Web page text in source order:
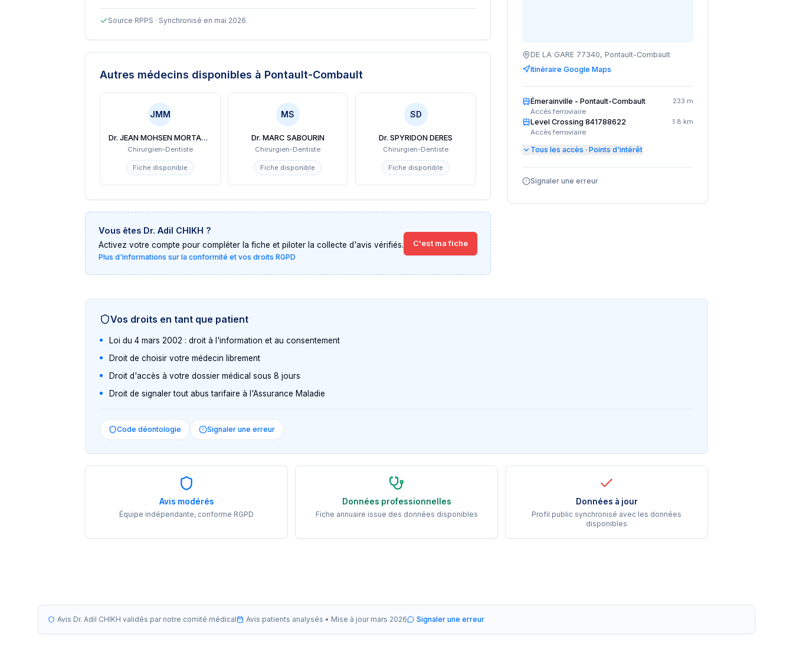
Source RPPS · Synchronisé en mai 2026
Autres médecins disponibles à Pontault-Combault
JMM
Dr. JEAN MOHSEN MORTADA
Chirurgien-Dentiste
Fiche disponible
MS
Dr. MARC SABOURIN
Chirurgien-Dentiste
Fiche disponible
SD
Dr. SPYRIDON DERES
Chirurgien-Dentiste
Fiche disponible
Vous êtes Dr. Adil CHIKH ?
Activez votre compte pour compléter la fiche et piloter la collecte d'avis vérifiés.
Plus d'informations sur la conformité et vos droits RGPD
C'est ma fiche
DE LA GARE 77340, Pontault-Combault
Itinéraire Google Maps
Émerainville - Pontault-Combault
Accès ferroviaire
233 m
Level Crossing 841788622
Accès ferroviaire
1.8 km
Tous les accès · Points d'intérêt
Signaler une erreur
Vos droits en tant que patient
Loi du 4 mars 2002 : droit à l'information et au consentement
Droit de choisir votre médecin librement
Droit d'accès à votre dossier médical sous 8 jours
Droit de signaler tout abus tarifaire à l'Assurance Maladie
Code déontologie Signaler une erreur
Avis modérés
Équipe indépendante, conforme RGPD
Données professionnelles
Fiche annuaire issue des données disponibles
Données à jour
Profil public synchronisé avec les données
disponibles
Avis Dr. Adil CHIKH validés par notre comité médical Avis patients analysés • Mise à jour mars 2026 Signaler une erreur